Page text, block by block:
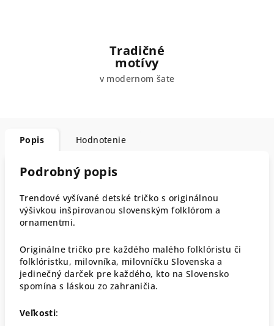
Tradičné
motívy
v modernom šate
Popis Hodnotenie
Podrobný popis
Trendové vyšívané detské tričko s originálnou
výšivkou inšpirovanou slovenským folklórom a
ornamentmi.
Originálne tričko pre každého malého folklóristu či
folklóristku, milovníka, milovníčku Slovenska a
jedinečný darček pre každého, kto na Slovensko
spomína s láskou zo zahraničia.
Veľkosti: